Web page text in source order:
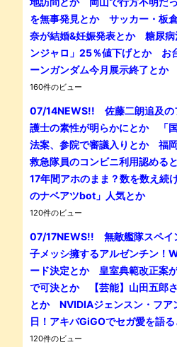
を無事発見とか サッカー・板
奈が結婚&妊娠発表とか 糖尿病
ンジャロ」25％値下げとか お
ーンガンダム今月展示終了とか
160件のビュー
07/14NEWS!! 佐藤二朗追及の
護士の素性が明らかにとか 「国
法案、参院で審議入りとか 福岡
救急隊員のコンビニ利用認める
17年間アホのまま？数を数え続
のナベアツbot」人気とか
120件のビュー
07/17NEWS!! 無敵艦隊スペイ
子メッシ擁するアルゼンチン！
ード決定とか 皇室典範改正案
で可決とか 【芸能】山田五郎
とか NVIDIAジェンスン・フア
日！アキバGiGOでセガ愛を語
120件のビュー